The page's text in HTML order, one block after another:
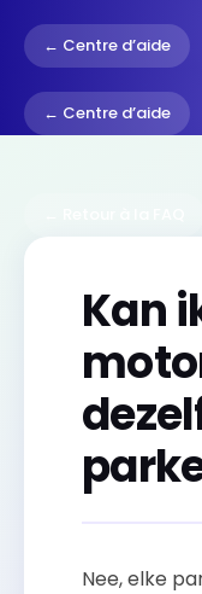
← Centre d’aide
← Centre d’aide
Kan
Nee, elke